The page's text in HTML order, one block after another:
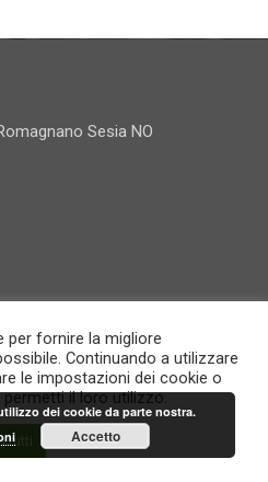
Sesia NO
Chiuso
Giuseppe S.r.l. -Cookie Policy
Policy
per fornire la migliore
Continuando a utilizzare
le impostazioni dei cookie o
il loro utilizzo.
tutti
dei cookie da parte nostra.
Accetto